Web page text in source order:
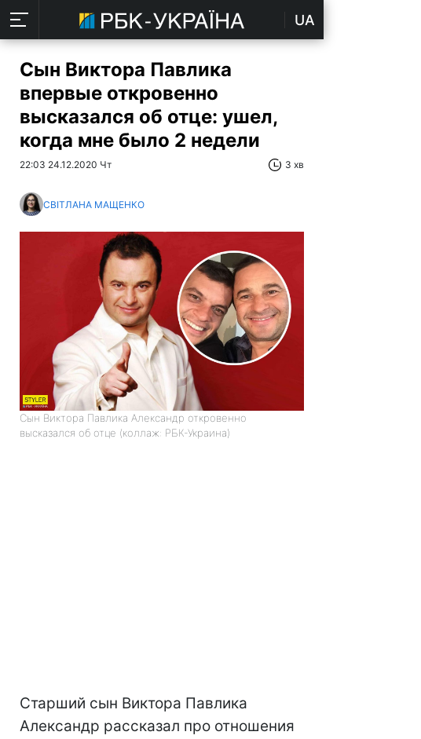
UA
Сын Виктора Павлика
впервые откровенно
высказался об отце: ушел,
когда мне было 2 недели
22:03 24.12.2020 Чт 3 хв
СВІТЛАНА МАЩЕНКО
Сын Виктора Павлика Александр откровенно
высказался об отце (коллаж: РБК-Украина)
Старший сын Виктора Павлика
Александр рассказал про отношения